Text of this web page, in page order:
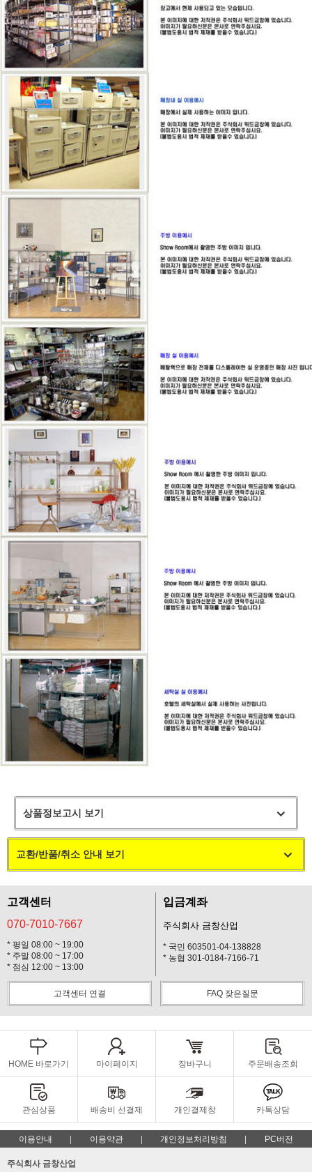
상품정보고시 보기
교환/반품/취소 안내 보기
고객센터
070-7010-7667
* 평일 08:00 ~ 19:00
* 주말 08:00 ~ 17:00
* 점심 12:00 ~ 13:00
입금계좌
주식회사 금창산업
* 국민 603501-04-138828
* 농협 301-0184-7166-71
고객센터 연결 FAQ 잦은질문
HOME 바로가기 마이페이지 장바구니 주문배송조회
관심상품 배송비 선결제 개인결제창 카톡상담
이용안내 이용약관 개인정보처리방침 PC버전
주식회사 금창산업